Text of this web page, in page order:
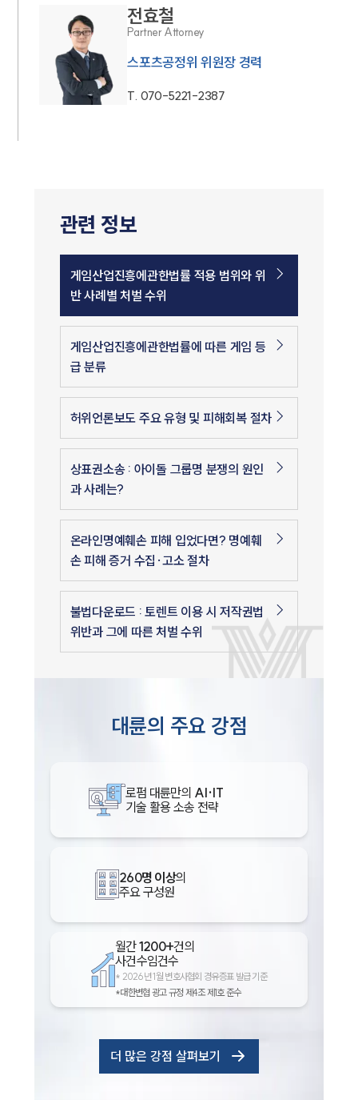
전효철
Partner Attorney
스포츠공정위 위원장 경력
T. 070-5221-2387
관련 정보
게임산업진흥에관한법률 적용 범위와 위
반 사례별 처벌 수위
게임산업진흥에관한법률에 따른 게임 등
급 분류
허위언론보도 주요 유형 및 피해회복 절차
상표권소송 : 아이돌 그룹명 분쟁의 원인
과 사례는?
온라인명예훼손 피해 입었다면? 명예훼
손 피해 증거 수집·고소 절차
불법다운로드 : 토렌트 이용 시 저작권법
위반과 그에 따른 처벌 수위
대륜의 주요 강점
로펌 대륜만의 AI·IT
기술 활용 소송 전략
260명 이상의
주요 구성원
월간1200+건의
사건수임건수
* 2026년 1월 변호사협회 경유증표 발급 기준
*대한변협 광고 규정 제4조 제1호 준수
더 많은 강점 살펴보기